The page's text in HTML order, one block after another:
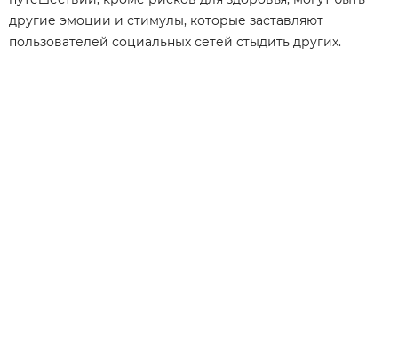
другие эмоции и стимулы, которые заставляют
пользователей социальных сетей стыдить других.